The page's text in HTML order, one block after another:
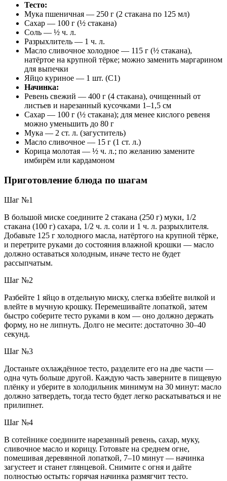
Тесто:
Мука пшеничная — 250 г (2 стакана по 125 мл)
Сахар — 100 г (½ стакана)
Соль — ½ ч. л.
Разрыхлитель — 1 ч. л.
Масло сливочное холодное — 115 г (½ стакана),
натёртое на крупной тёрке; можно заменить маргарином
для выпечки
Яйцо куриное — 1 шт. (С1)
Начинка:
Ревень свежий — 400 г (4 стакана), очищенный от
листьев и нарезанный кусочками 1–1,5 см
Сахар — 100 г (½ стакана); для менее кислого ревеня
можно уменьшить до 80 г
Мука — 2 ст. л. (загуститель)
Масло сливочное — 15 г (1 ст. л.)
Корица молотая — ½ ч. л.; по желанию замените
имбирём или кардамоном
Приготовление блюда по шагам
Шаг №1
В большой миске соедините 2 стакана (250 г) муки, 1/2
стакана (100 г) сахара, 1/2 ч. л. соли и 1 ч. л. разрыхлителя.
Добавьте 125 г холодного масла, натёртого на крупной тёрке,
и перетрите руками до состояния влажной крошки — масло
должно оставаться холодным, иначе тесто не будет
рассыпчатым.
Шаг №2
Разбейте 1 яйцо в отдельную миску, слегка взбейте вилкой и
влейте в мучную крошку. Перемешивайте лопаткой, затем
быстро соберите тесто руками в ком — оно должно держать
форму, но не липнуть. Долго не месите: достаточно 30–40
секунд.
Шаг №3
Достаньте охлаждённое тесто, разделите его на две части —
одна чуть больше другой. Каждую часть заверните в пищевую
плёнку и уберите в холодильник минимум на 30 минут: масло
должно затвердеть, тогда тесто будет легко раскатываться и не
прилипнет.
Шаг №4
В сотейнике соедините нарезанный ревень, сахар, муку,
сливочное масло и корицу. Готовьте на среднем огне,
помешивая деревянной лопаткой, 7–10 минут — начинка
загустеет и станет глянцевой. Снимите с огня и дайте
полностью остыть: горячая начинка размягчит тесто.